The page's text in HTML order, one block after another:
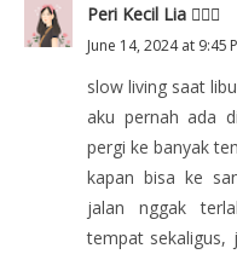
Peri Kecil Lia 🧚🏻‍♀️
June 14, 2024 at 9:45
slow living saat
aku pernah ada
pergi ke banyak
kapan bisa ke
jalan nggak
tempat sekaligus,